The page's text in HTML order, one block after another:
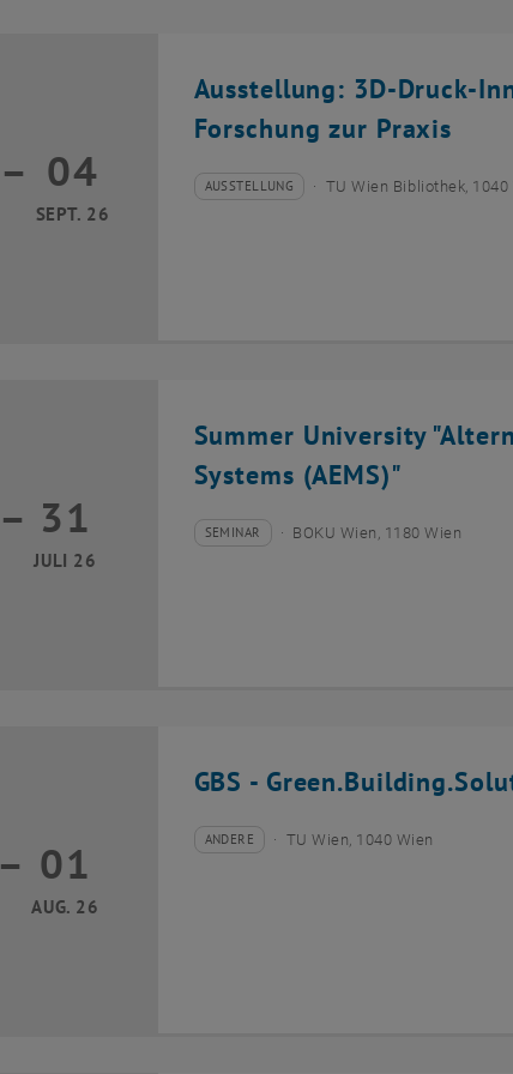
Ausstellung: 3D-Druck-
Forschung zur Praxis
17 März 2026 bis 04 September 2026
– 04
SEPT. 26
Veranstaltungstyp:
AUSSTELLUNG
Veranstaltungsort: TU Wien Bibliothek,
Summer University
Systems (AEMS)"
13 Juli 2026 bis 31 Juli 2026
– 31
JULI 26
Veranstaltungstyp:
SEMINAR
Veranstaltungsort:BOKU Wien, 1180 Wien
GBS -
13 Juli 2026 bis 01 August 2026
– 01
AUG. 26
Veranstaltungstyp:
ANDERE
Veranstaltungsort:TU Wien, 1040 Wien